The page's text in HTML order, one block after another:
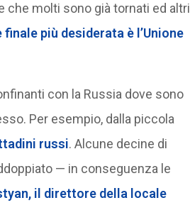
che molti sono già tornati ed altri
più desiderata è l’Unione
con la Russia dove sono
Per esempio, dalla piccola
russi. Alcune decine di
— in conseguenza le
il direttore della locale